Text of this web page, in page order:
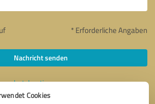
Cookies
* Erforderliche Angaben
Nachricht senden
zu.